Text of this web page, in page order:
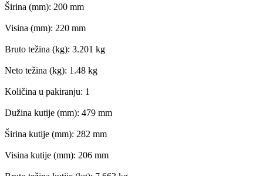
Širina (mm): 200 mm
Visina (mm): 220 mm
Bruto težina (kg): 3.201 kg
Neto težina (kg): 1.48 kg
Količina u pakiranju: 1
Dužina kutije (mm): 479 mm
Širina kutije (mm): 282 mm
Visina kutije (mm): 206 mm